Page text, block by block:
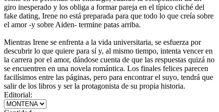
giro inesperado y los obliga a formar pareja en el típico cliché del
fake dating, Irene no está preparada para que todo lo que creía sobre
el amor -y sobre Aiden- termine patas arriba.
Mientras Irene se enfrenta a la vida universitaria, se esfuerza por
descubrir lo que quiere para sí y, al mismo tiempo, intenta vencer en
la carrera por el amor, dándose cuenta de que las respuestas quizá no
se encuentren en una novela romántica. Los finales felices parecen
facilísimos entre las páginas, pero para encontrar el suyo, tendrá que
salir de los libros y ser la protagonista de su propia historia.
Editorial: